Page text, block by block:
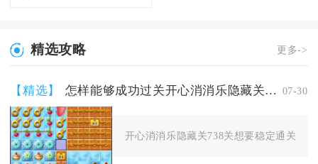
精选攻略 更多->
【精选】 怎样能够成功过关开心消消乐隐藏关738关 07-30
开心消消乐隐藏关738关想要稳定通关，